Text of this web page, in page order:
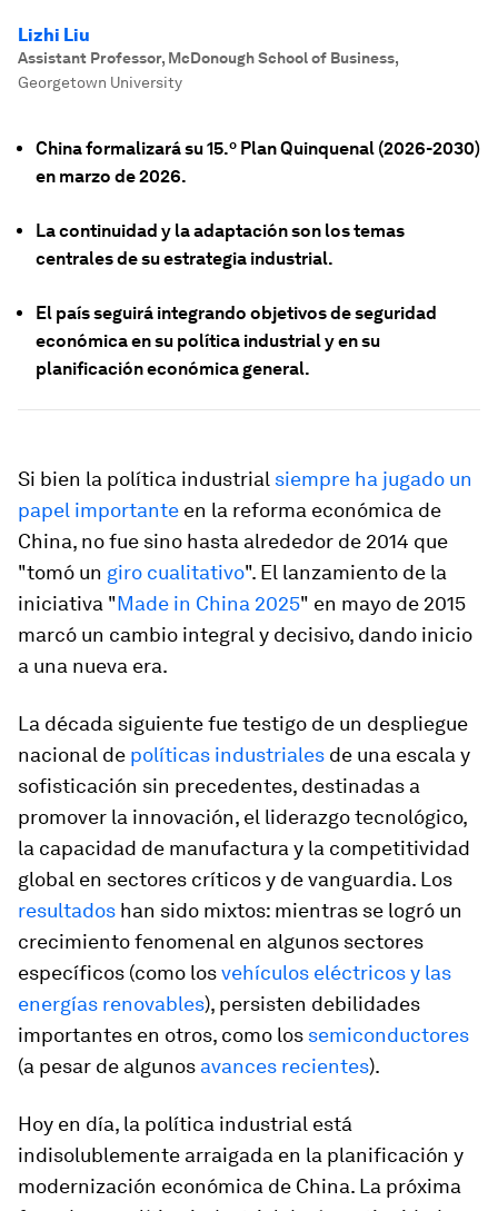
Lizhi Liu
Assistant Professor, McDonough School of Business,
Georgetown University
China formalizará su 15.º Plan Quinquenal (2026-2030)
en marzo de 2026.
La continuidad y la adaptación son los temas
centrales de su estrategia industrial.
El país seguirá integrando objetivos de seguridad
económica en su política industrial y en su
planificación económica general.
Si bien la política industrial siempre ha jugado un
papel importante en la reforma económica de
China, no fue sino hasta alrededor de 2014 que
"tomó un giro cualitativo". El lanzamiento de la
iniciativa "Made in China 2025" en mayo de 2015
marcó un cambio integral y decisivo, dando inicio
a una nueva era.
La década siguiente fue testigo de un despliegue
nacional de políticas industriales de una escala y
sofisticación sin precedentes, destinadas a
promover la innovación, el liderazgo tecnológico,
la capacidad de manufactura y la competitividad
global en sectores críticos y de vanguardia. Los
resultados han sido mixtos: mientras se logró un
crecimiento fenomenal en algunos sectores
específicos (como losvehículos eléctricos y las
energías renovables), persisten debilidades
importantes en otros, como los semiconductores
(a pesar de algunos avances recientes).
Hoy en día, la política industrial está
indisolublemente arraigada en la planificación y
modernización económica de China. La próxima